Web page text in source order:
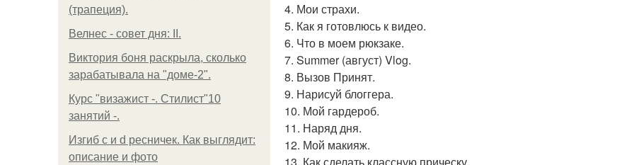
(трапеция).
Велнес - совет дня: II.
Виктория боня раскрыла, сколько
зарабатывала на "доме-2".
Курс "визажист -. Стилист"10
занятий -.
Изгиб c и d ресничек. Как выглядит:
описание и фото
4. Мои страхи.
5. Как я готовлюсь к видео.
6. Что в моем рюкзаке.
7. Summer (август) Vlog.
8. Вызов Принят.
9. Нарисуй блоггера.
10. Мой гардероб.
11. Наряд дня.
12. Мой макияж.